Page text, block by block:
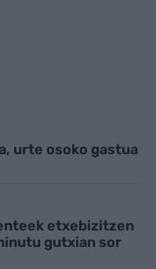
urte osoko gastua
etxebizitzen
gutxian sor